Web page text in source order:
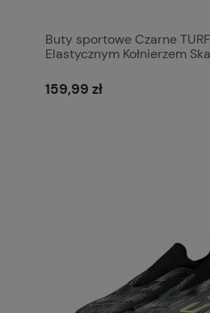
Buty sportowe Czarne
Elastycznym Kołnierzem
159,99 zł